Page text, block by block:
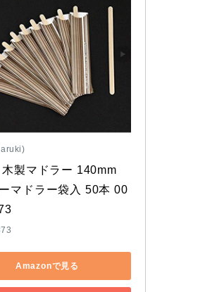
木製マドラー 140mm
マドラー袋入 50本 00
Amazonで見る